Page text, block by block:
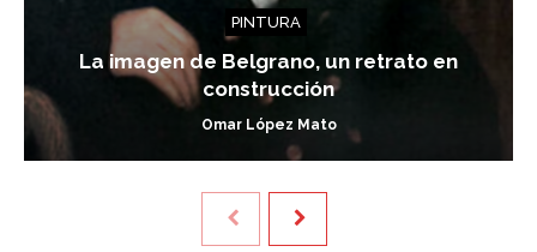
PINTURA
La imagen de Belgrano, un retrato en
construcción
Omar López Mato